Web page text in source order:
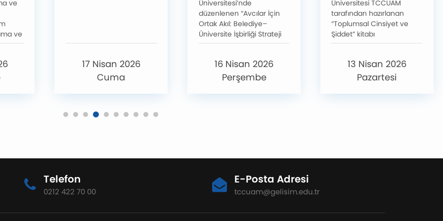
ve
ve
288
Çevirici’nin BAP
Projesi Kabul Aldı
17 Nisan 2026
Cuma
Üniversitesi’nde
düzenlenen “Avcılar İçin
Ortak Akıl: Belediye–
Üniversite İşbirliği Strateji
Çalıştayı”, yerel yönetim
getirerek ilçeye yönelik
somut politika ve proje
önerilerinin geliştirilmesine
zemin hazırladı. Toplumsal
paylaşıldı.
16 Nisan 2026
Perşembe
Üniversitesi TCCUAM
tarafından hazırlanan
“Toplumsal Cinsiyet ve
Şiddet” kitabı
yayımlanmaktadır.
Subaşı, Seyra Kestel ve
Diler Ezgi Tarhan
toplumsal cinsiyet ve
psikolojik, ekonomik ve
13 Nisan 2026
Pazartesi
Telefon
0212 422 70 00
E-Posta Adresi
tccuam@gelisim.edu.tr